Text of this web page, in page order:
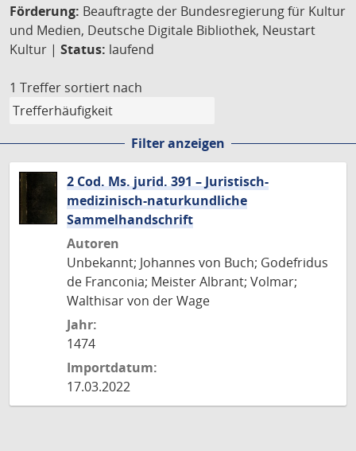
Förderung: Beauftragte der Bundesregierung für Kultur
und Medien, Deutsche Digitale Bibliothek, Neustart
Kultur | Status: laufend
1 Treffer sortiert nach
Filter anzeigen
2 Cod. Ms. jurid. 391 – Juristisch-
medizinisch-naturkundliche
Sammelhandschrift
Autoren
Unbekannt; Johannes von Buch; Godefridus
de Franconia; Meister Albrant; Volmar;
Walthisar von der Wage
Jahr:
1474
Importdatum:
17.03.2022